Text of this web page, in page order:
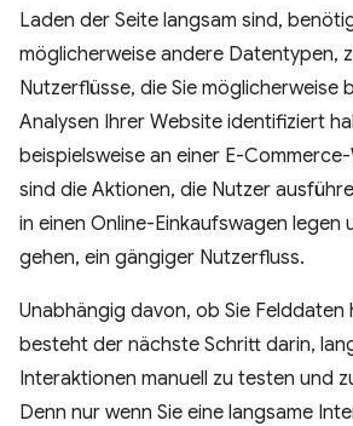
Laden der Seite langsam sind,
möglicherweise andere Datentypen,
Nutzerflüsse, die Sie möglicherweise
Analysen Ihrer Website identifiziert
beispielsweise an einer E-
sind die Aktionen, die Nutzer
in einen Online-Einkaufswagen legen
gehen, ein gängiger Nutzerfluss.
Unabhängig davon, ob Sie
besteht der nächste Schritt darin,
Interaktionen manuell zu testen und
Denn nur wenn Sie eine langsame